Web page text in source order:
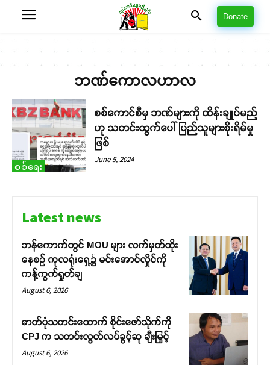
Donate
ဘဏ်ကောလဟာလ
စစ်ရေး
စစ်ကောင်စီမှ ဘဏ်များကို ထိန်းချုပ်မည်
ဟု သတင်းထွက်ပေါ် ပြည်သူများစိုးရိမ်မှု
ဖြစ်
June 5, 2024
Latest news
ဘန်ကောက်တွင် MOU များ လက်မှတ်ထိုး
နေစဉ် ကုလရုံးရှေ့၌ မင်းအောင်လှိုင်ကို
ကန့်ကွက်ရှုတ်ချ
August 6, 2026
ဓာတ်ပုံသတင်းထောက် စိုင်းဇော်သိုက်ကို
CPJ က သတင်းလွတ်လပ်ခွင့်ဆု ချီးမြှင့်
August 6, 2026